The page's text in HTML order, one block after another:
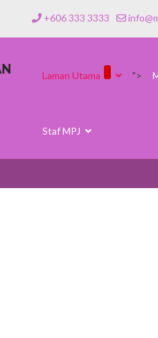
+606 333 3333
Laman Utama ">
Staf MPJ